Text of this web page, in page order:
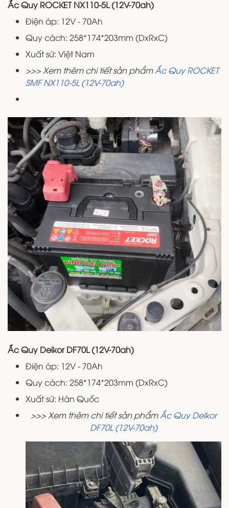
Ắc Quy ROCKET NX110-5L (12V-70ah)
Điện áp: 12V - 70Ah
Quy cách: 258*174*203mm (DxRxC)
Xuất sứ: Việt Nam
>>> Xem thêm chi tiết sản phẩmẮc Quy ROCKET
SMF NX110-5L (12V-70ah)
Ắc Quy Delkor DF70L (12V-70ah)
Điện áp: 12V - 70Ah
Quy cách: 258*174*203mm (DxRxC)
Xuất sứ: Hàn Quốc
>>> Xem thêm chi tiết sản phẩmẮc Quy Delkor
DF70L (12V-70ah)